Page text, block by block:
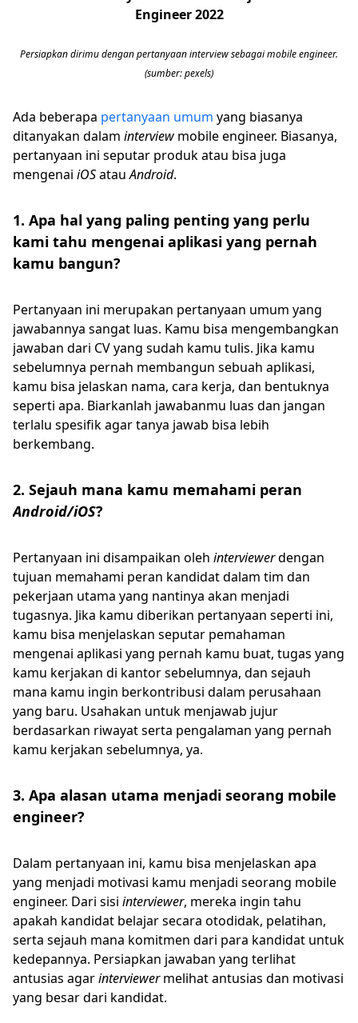
Persiapkan dirimu dengan pertanyaan interview sebagai mobile engineer.
(sumber: pexels)
Ada beberapa pertanyaan umum yang biasanya
ditanyakan dalam interview mobile engineer. Biasanya,
pertanyaan ini seputar produk atau bisa juga
mengenai iOSatauAndroid.
1. Apa hal yang paling penting yang perlu
kami tahu mengenai aplikasi yang pernah
kamu bangun?
Pertanyaan ini merupakan pertanyaan umum yang
jawabannya sangat luas. Kamu bisa mengembangkan
jawaban dari CV yang sudah kamu tulis. Jika kamu
sebelumnya pernah membangun sebuah aplikasi,
kamu bisa jelaskan nama, cara kerja, dan bentuknya
seperti apa. Biarkanlah jawabanmu luas dan jangan
terlalu spesifik agar tanya jawab bisa lebih
berkembang.
2. Sejauh mana kamu memahami peran
Android/iOS?
Pertanyaan ini disampaikan oleh interviewerdengan
tujuan memahami peran kandidat dalam tim dan
pekerjaan utama yang nantinya akan menjadi
tugasnya. Jika kamu diberikan pertanyaan seperti ini,
kamu bisa menjelaskan seputar pemahaman
mengenai aplikasi yang pernah kamu buat, tugas yang
kamu kerjakan di kantor sebelumnya, dan sejauh
mana kamu ingin berkontribusi dalam perusahaan
yang baru. Usahakan untuk menjawab jujur
berdasarkan riwayat serta pengalaman yang pernah
kamu kerjakan sebelumnya, ya.
3. Apa alasan utama menjadi seorang mobile
engineer?
Dalam pertanyaan ini, kamu bisa menjelaskan apa
yang menjadi motivasi kamu menjadi seorang mobile
engineer. Dari sisi interviewer, mereka ingin tahu
apakah kandidat belajar secara otodidak, pelatihan,
serta sejauh mana komitmen dari para kandidat untuk
kedepannya. Persiapkan jawaban yang terlihat
antusias agarinterviewermelihat antusias dan motivasi
yang besar dari kandidat.